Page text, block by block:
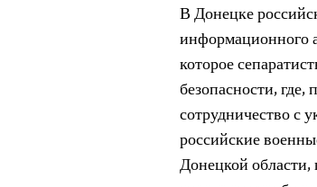
В Донецке
информационного
которое
безопасности,
сотрудничество с
российские
Донецкой области,